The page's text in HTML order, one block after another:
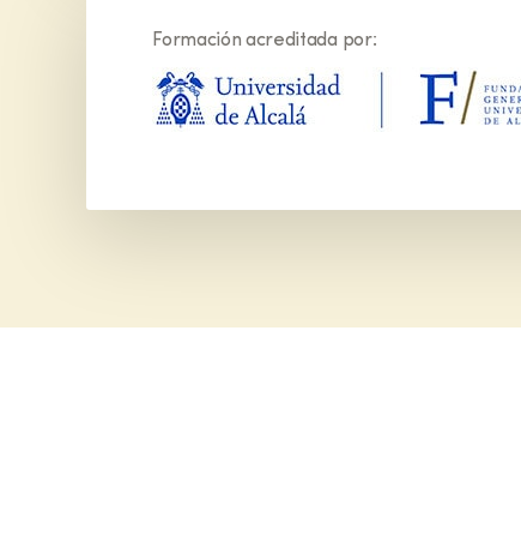
Formación acreditada por: